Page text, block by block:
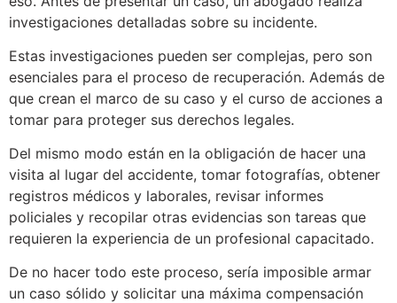
investigaciones detalladas sobre su incidente.
Estas investigaciones pueden ser complejas, pero son
esenciales para el proceso de recuperación. Además de
que crean el marco de su caso y el curso de acciones a
tomar para proteger sus derechos legales.
Del mismo modo están en la obligación de hacer una
visita al lugar del accidente, tomar fotografías, obtener
registros médicos y laborales, revisar informes
policiales y recopilar otras evidencias son tareas que
requieren la experiencia de un profesional capacitado.
De no hacer todo este proceso, sería imposible armar
un caso sólido y solicitar una máxima compensación